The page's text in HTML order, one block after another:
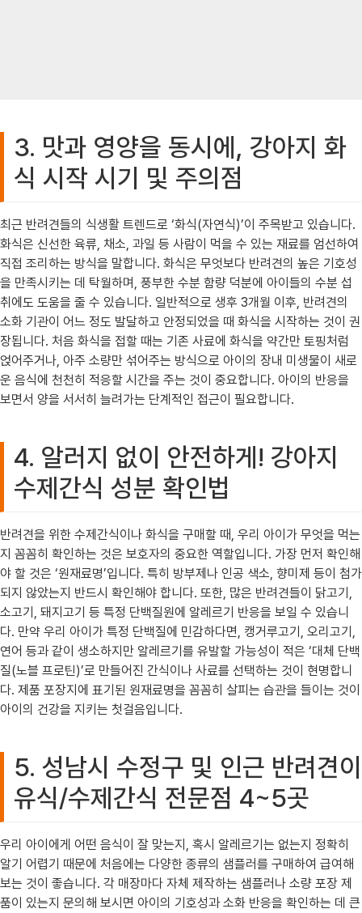
3. 맛과 영양을 동시에, 강아지 화
식 시작 시기 및 주의점
최근 반려견들의 식생활 트렌드로 ‘화식(자연식)’이 주목받고 있습니다.
화식은 신선한 육류, 채소, 과일 등 사람이 먹을 수 있는 재료를 엄선하여
직접 조리하는 방식을 말합니다. 화식은 무엇보다 반려견의 높은 기호성
을 만족시키는 데 탁월하며, 풍부한 수분 함량 덕분에 아이들의 수분 섭
취에도 도움을 줄 수 있습니다. 일반적으로 생후 3개월 이후, 반려견의
소화 기관이 어느 정도 발달하고 안정되었을 때 화식을 시작하는 것이 권
장됩니다. 처음 화식을 접할 때는 기존 사료에 화식을 약간만 토핑처럼
얹어주거나, 아주 소량만 섞어주는 방식으로 아이의 장내 미생물이 새로
운 음식에 천천히 적응할 시간을 주는 것이 중요합니다. 아이의 반응을
보면서 양을 서서히 늘려가는 단계적인 접근이 필요합니다.
4. 알러지 없이 안전하게! 강아지
수제간식 성분 확인법
반려견을 위한 수제간식이나 화식을 구매할 때, 우리 아이가 무엇을 먹는
지 꼼꼼히 확인하는 것은 보호자의 중요한 역할입니다. 가장 먼저 확인해
야 할 것은 ‘원재료명’입니다. 특히 방부제나 인공 색소, 향미제 등이 첨가
되지 않았는지 반드시 확인해야 합니다. 또한, 많은 반려견들이 닭고기,
소고기, 돼지고기 등 특정 단백질원에 알레르기 반응을 보일 수 있습니
다. 만약 우리 아이가 특정 단백질에 민감하다면, 캥거루고기, 오리고기,
연어 등과 같이 생소하지만 알레르기를 유발할 가능성이 적은 ‘대체 단백
질(노블 프로틴)’로 만들어진 간식이나 사료를 선택하는 것이 현명합니
다. 제품 포장지에 표기된 원재료명을 꼼꼼히 살피는 습관을 들이는 것이
아이의 건강을 지키는 첫걸음입니다.
5. 성남시 수정구 및 인근 반려견이
유식/수제간식 전문점 4~5곳
우리 아이에게 어떤 음식이 잘 맞는지, 혹시 알레르기는 없는지 정확히
알기 어렵기 때문에 처음에는 다양한 종류의 샘플러를 구매하여 급여해
보는 것이 좋습니다. 각 매장마다 자체 제작하는 샘플러나 소량 포장 제
품이 있는지 문의해 보시면 아이의 기호성과 소화 반응을 확인하는 데 큰